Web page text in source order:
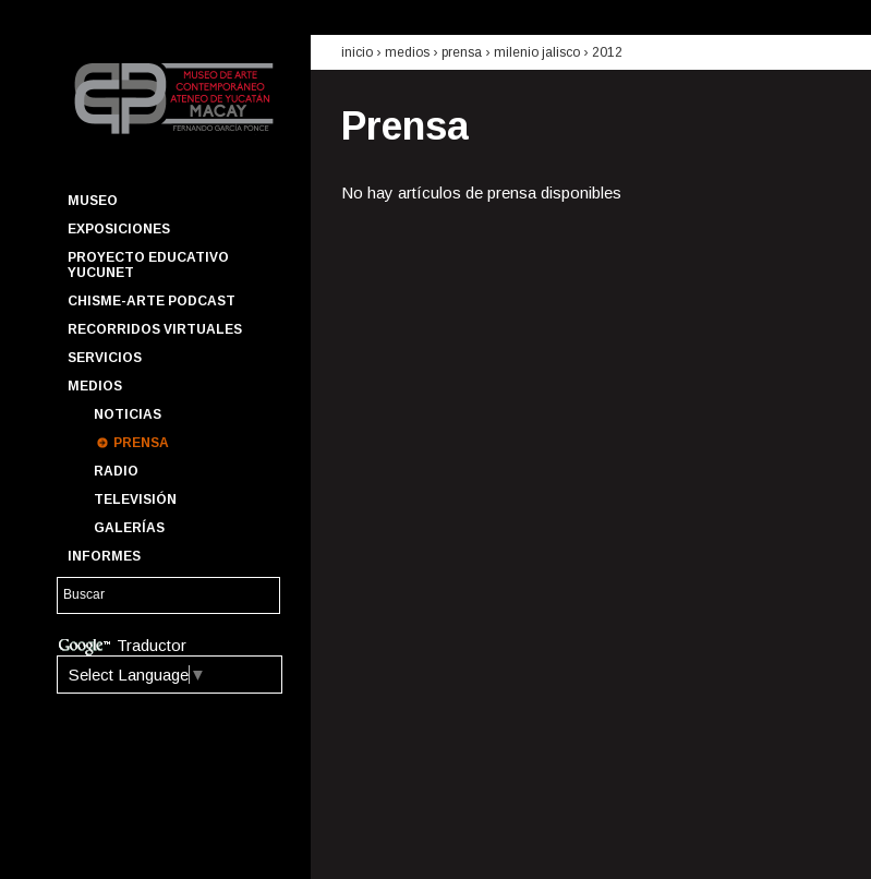
MUSEO
EXPOSICIONES
PROYECTO EDUCATIVO
YUCUNET
CHISME-ARTE PODCAST
RECORRIDOS VIRTUALES
SERVICIOS
MEDIOS
NOTICIAS
PRENSA
RADIO
TELEVISIÓN
GALERÍAS
INFORMES
Traductor
Select Language ▼
inicio › medios › prensa › milenio jalisco › 2012
Prensa
No hay artículos de prensa disponibles